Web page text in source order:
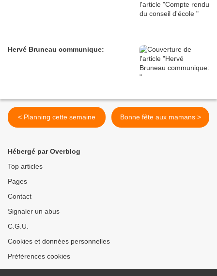
Hervé Bruneau communique:
< Planning cette semaine Bonne fête aux mamans >
Hébergé par Overblog
Top articles
Pages
Contact
Signaler un abus
C.G.U.
Cookies et données personnelles
Préférences cookies